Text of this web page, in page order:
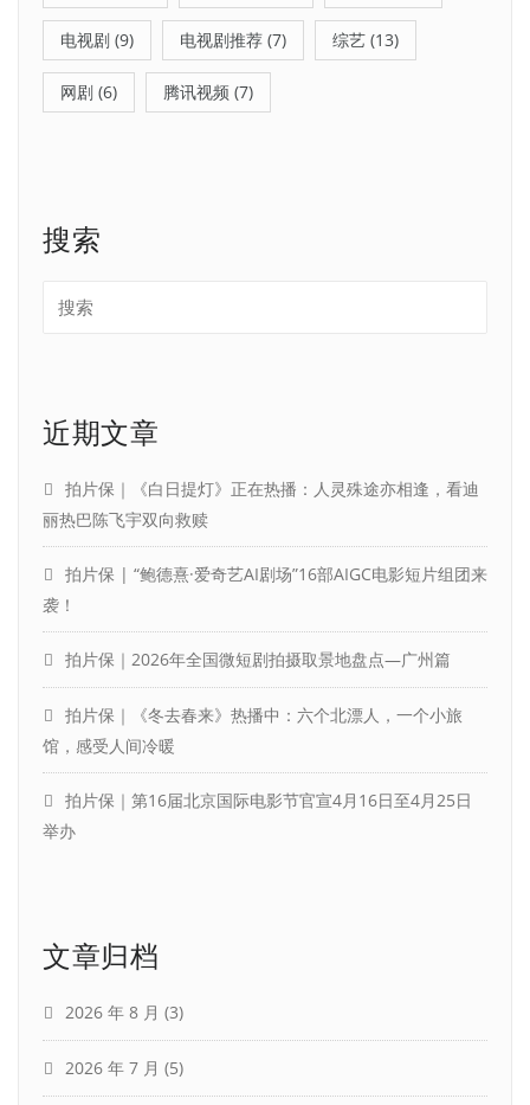
电视剧 (9) 电视剧推荐 (7) 综艺 (13)
网剧 (6) 腾讯视频 (7)
搜索
近期文章
拍片保｜《白日提灯》正在热播：人灵殊途亦相逢，看迪
丽热巴陈飞宇双向救赎
拍片保 | “鲍德熹·爱奇艺AI剧场”16部AIGC电影短片组团来
袭！
拍片保｜2026年全国微短剧拍摄取景地盘点—广州篇
拍片保｜《冬去春来》热播中：六个北漂人，一个小旅
馆，感受人间冷暖
拍片保｜第16届北京国际电影节官宣4月16日至4月25日
举办
文章归档
2026 年 8 月 (3)
2026 年 7 月 (5)